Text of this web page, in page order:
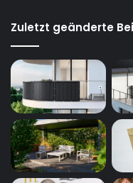
Zuletzt geänderte